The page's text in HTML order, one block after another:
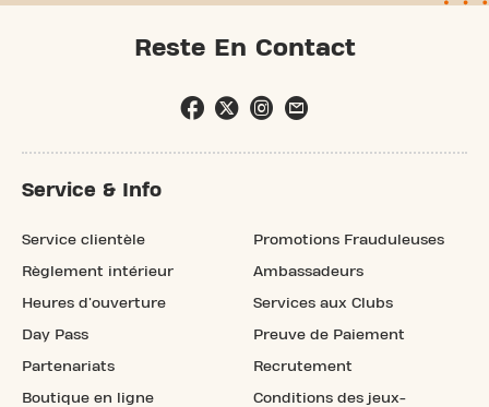
Reste En Contact
Service & Info
Service clientèle
Règlement intérieur
Heures d'ouverture
Day Pass
Partenariats
Boutique en ligne
Promotions Frauduleuses
Ambassadeurs
Services aux Clubs
Preuve de Paiement
Recrutement
Conditions des jeux-